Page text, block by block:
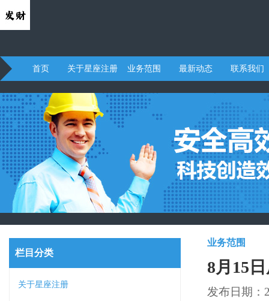
首页 关于星座注册 业务范围 最新动态 联系我们
栏目分类
关于星座注册
业务范围
8月15
发布日期：